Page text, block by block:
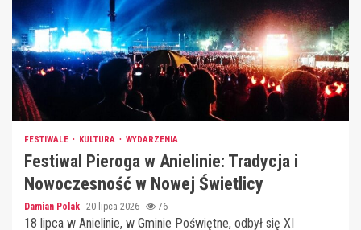
FESTIWALE KULTURA WYDARZENIA
Festiwal Pieroga w Anielinie: Tradycja i
Nowoczesność w Nowej Świetlicy
Damian Polak 20 lipca 2026 76
18 lipca w Anielinie, w Gminie Poświętne, odbył się XI